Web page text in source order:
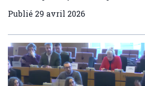
Publié 29 avril 2026